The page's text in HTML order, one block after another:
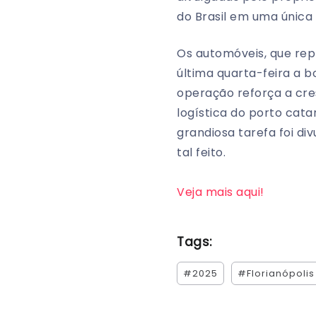
do Brasil em uma única
Os automóveis, que
última quarta-feira a
operação reforça a
logística do porto
grandiosa tarefa foi
tal feito.
Veja mais aqui!
Tags:
#2025 #Florianópolis